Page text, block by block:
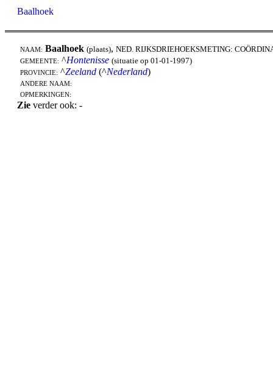
Baalhoek
NAAM: Baalhoek (plaats), NED. RIJKSDRIEHOEKSMETING:
GEMEENTE: ^Hontenisse (situatie op 01-01-1997)
PROVINCIE: ^Zeeland (^Nederland)
ANDERE NAAM:
OPMERKINGEN:
Zie verder ook: -